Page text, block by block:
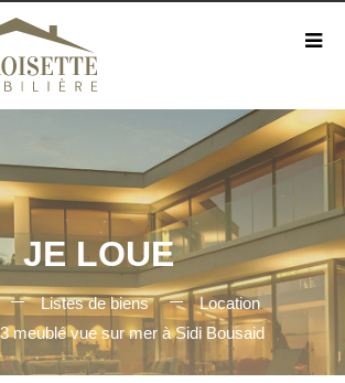
JE LOUE
Listes de biens
Location
meublé vue sur mer à Sidi Bousaid